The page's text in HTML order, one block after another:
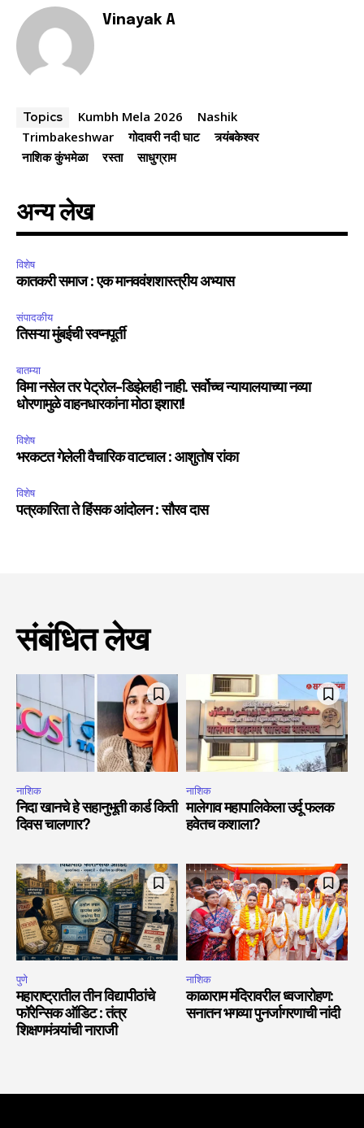
SUBSCRIBE
I've read and accept the
6,300
Fans
32,111
Followers
Vinayak A
Topics Kumbh Mela 2026
Nashik
Trimbakeshwar
गोदावरी नदी घाट
त्र्यंबकेश्वर
नाशिक कुंभमेळा
रस्ता साधुग्राम
अन्य लेख
विशेष
कातकरी समाज : एक मानववंशशास्त्रीय अभ्यास
संपादकीय
तिसऱ्या मुंबईची स्वप्नपूर्ती
बातम्या
विमा नसेल तर पेट्रोल-डिझेलही नाही. सर्वोच्च न्यायालयाच्या नव्या
धोरणामुळे वाहनधारकांना मोठा इशारा!
विशेष
भरकटत गेलेली वैचारिक वाटचाल : आशुतोष रांका
विशेष
पत्रकारिता ते हिंसक आंदोलन : सौरव दास
संबंधित लेख
नाशिक
निदा खानचे हे सहानुभूती कार्ड किती
दिवस चालणार?
नाशिक
मालेगाव महापालिकेला उर्दू फलक
हवेतच कशाला?
पुणे
महाराष्ट्रातील तीन विद्यापीठांचे
फॉरेन्सिक ऑडिट : तंत्र
शिक्षणमंत्र्यांची नाराजी
नाशिक
काळाराम मंदिरावरील ध्वजारोहण:
सनातन भगव्या पुनर्जागरणाची नांदी